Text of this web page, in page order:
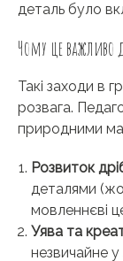
деталь було
Чому це важливо
Такі заходи в
розвага.
природними
Розвиток
деталями
мовленнєві
Уява та
незвичайне у